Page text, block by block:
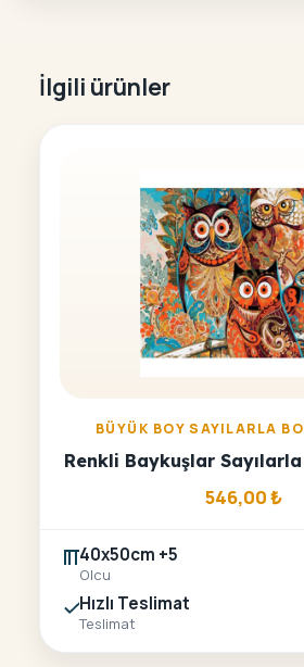
İlgili ürünler
BÜYÜK BOY SAYILARLA
Renkli Baykuşlar
546,00₺
40x50cm +5
Olcu
Hızlı Teslimat
Teslimat